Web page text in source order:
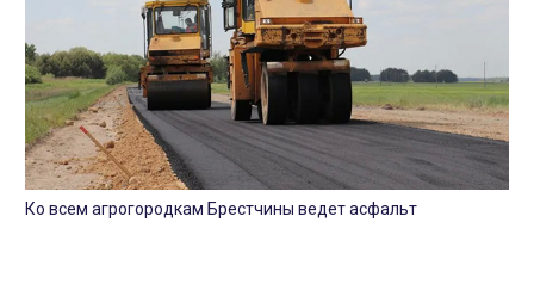
Ко всем агрогородкам Брестчины ведет асфальт